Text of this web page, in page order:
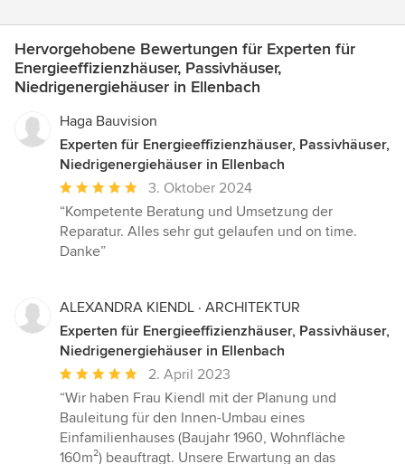
Hervorgehobene Bewertungen für Experten für
Energieeffizienzhäuser, Passivhäuser,
Niedrigenergiehäuser in Ellenbach
Haga Bauvision
Experten für Energieeffizienzhäuser, Passivhäuser,
Niedrigenergiehäuser in Ellenbach
Durchschnittliche
Bewertung:
5
von
3. Oktober 2024
“Kompetente Beratung und Umsetzung der
Reparatur. Alles sehr gut gelaufen und on time.
Danke”
ALEXANDRA KIENDL · ARCHITEKTUR
Experten für Energieeffizienzhäuser, Passivhäuser,
Niedrigenergiehäuser in Ellenbach
Durchschnittliche
Bewertung:
5
von
5
2. April 2023
“Wir haben Frau Kiendl mit der Planung und
Bauleitung für den Innen-Umbau eines
Einfamilienhauses (Baujahr 1960, Wohnfläche
160m²) beauftragt. Unsere Erwartung an das